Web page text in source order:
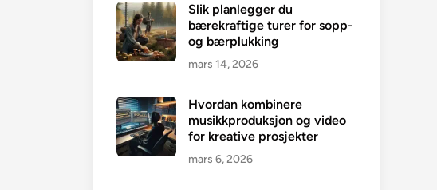
Slik planlegger du
bærekraftige turer for sopp-
og bærplukking
mars 14, 2026
Hvordan kombinere
musikkproduksjon og video
for kreative prosjekter
mars 6, 2026